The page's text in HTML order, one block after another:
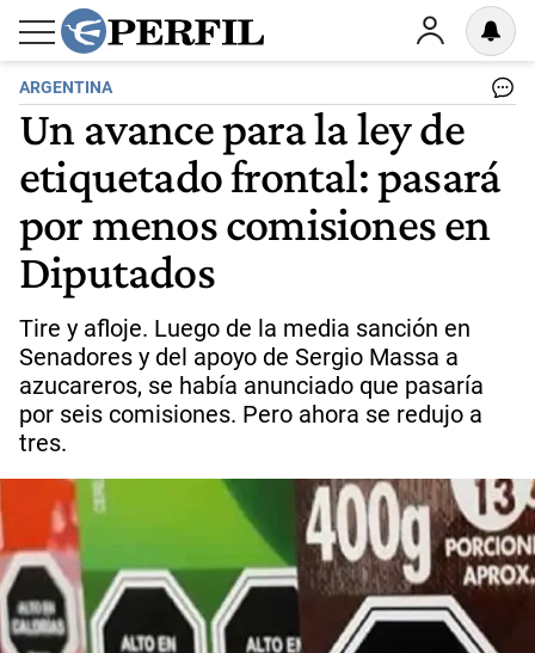
ARGENTINA
Un avance para la ley de
etiquetado frontal: pasará
por menos comisiones en
Diputados
Tire y afloje. Luego de la media sanción en
Senadores y del apoyo de Sergio Massa a
azucareros, se había anunciado que pasaría
por seis comisiones. Pero ahora se redujo a
tres.